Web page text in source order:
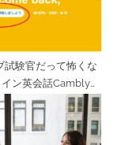
試験官だって怖くな
ン英会話Camblyで
ィブ英語慣れ